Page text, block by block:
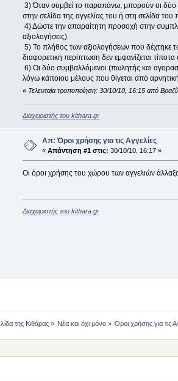
3) Όταν συμβεί το παραπάνω, μπορούν οι δύο
στην σελίδα της αγγελίας του ή στη σελίδα του
4) Δώστε την απαραίτητη προσοχή στην
αξιολογήσεις)
5) Το πλήθος των αξιολογήσεων που δέχτηκε
διαφορετική περίπτωση δεν εμφανίζεται
6) Οι δύο συμβαλλόμενοι (πωλητής και
λόγω κάποιου μέλους που θίγεται από
« Τελευταία τροποποίηση: 30/10/10, 16:15 από
Διαχειριστής του kithara.gr
Απ: Όροι χρήσης για τις Αγγελίες
« Απάντηση #1 στις: 30/10/10, 16:17 »
Οι όροι χρήσης του χώρου των αγγελιών
Διαχειριστής του kithara.gr
της Κιθάρας» Νέα και όχι μόνο» Όροι χρήσης για τις